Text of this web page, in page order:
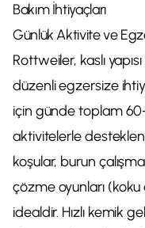
Bakım İhtiyaçları
Günlük Aktivite ve
Rottweiler, kaslı
düzenli egzersize
için günde toplam
aktivitelerle
koşular, burun
çözme oyunları
idealdir. Hızlı kemik